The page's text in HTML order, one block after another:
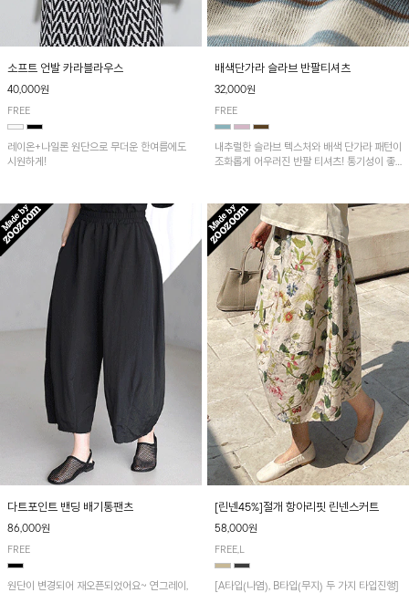
소프트 언발 카라블라우스
40,000원
FREE
레이온+나일론 원단으로 무더운 한여름에도
시원하게!
배색단가라 슬라브 반팔티셔츠
32,000원
FREE
내추럴한 슬라브 텍스처와 배색 단가라 패턴이
조화롭게 어우러진 반팔 티셔츠! 통기성이 좋
다트포인트 밴딩 배기통팬츠
86,000원
FREE
원단이 변경되어 재오픈되었어요~ 연그레이,
[린넨45%]절개 항아리핏 린넨스커트
58,000원
FREE,L
[A타입(나염), B타입(무지) 두 가지 타입진행]